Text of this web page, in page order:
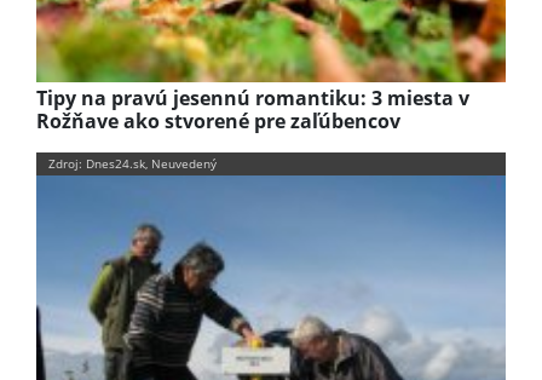
Tipy na pravú jesennú romantiku: 3 miesta v
Rožňave ako stvorené pre zaľúbencov
Zdroj: Dnes24.sk, Neuvedený